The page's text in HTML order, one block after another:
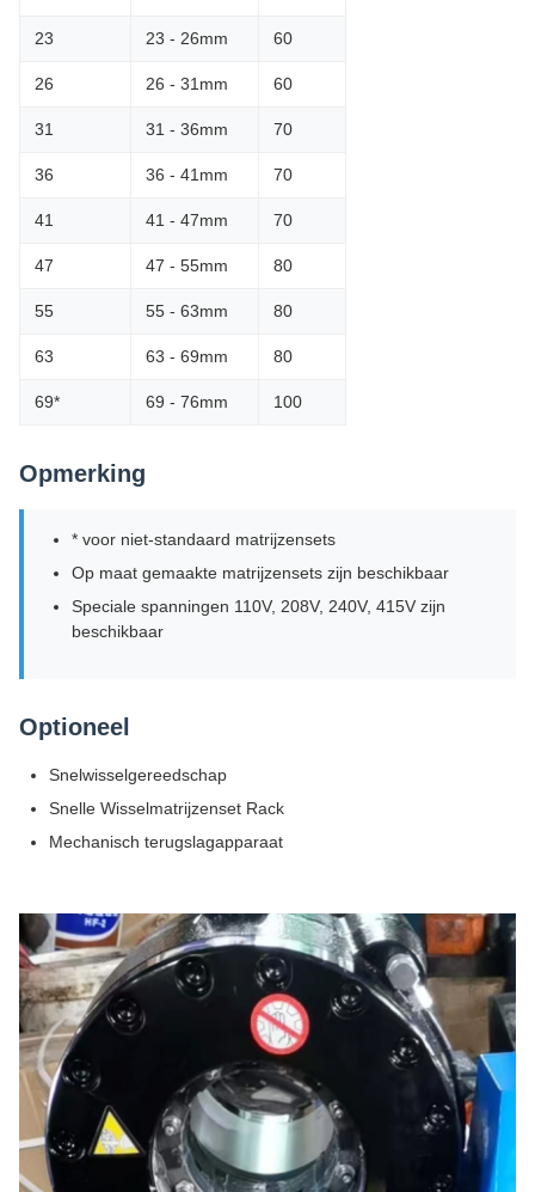
23 23 - 26mm 60
26 26 - 31mm 60
31 31 - 36mm 70
36 36 - 41mm 70
41 41 - 47mm 70
47 47 - 55mm 80
55 55 - 63mm 80
63 63 - 69mm 80
69* 69 - 76mm 100
Opmerking
* voor niet-standaard matrijzensets
Op maat gemaakte matrijzensets zijn beschikbaar
Speciale spanningen 110V, 208V, 240V, 415V zijn
beschikbaar
Optioneel
Snelwisselgereedschap
Snelle Wisselmatrijzenset Rack
Mechanisch terugslagapparaat